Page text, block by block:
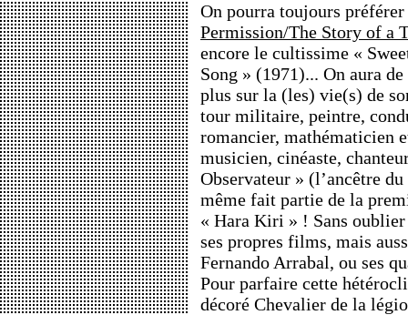
On pourra toujours
Permission/The Story of a
encore le cultissime «
Song » (1971)... On aura
plus sur la (les) vie(s) de
tour militaire, peintre,
romancier, mathématicien
musicien, cinéaste,
Observateur » (l’ancêtre
même fait partie de la
« Hara Kiri » ! Sans oublier
ses propres films, mais
Fernando Arrabal, ou ses
Pour parfaire cette
décoré Chevalier de la